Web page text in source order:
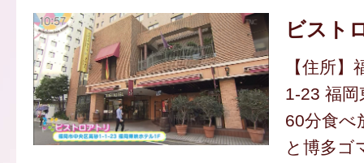
ビスト
【住所
1-23 福
60分食べ
と博多ゴ